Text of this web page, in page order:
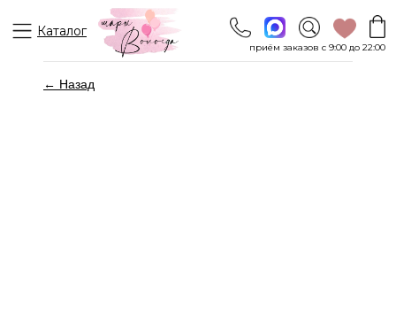
Каталог
приём заказов с 9:00 до 22:00
← Назад